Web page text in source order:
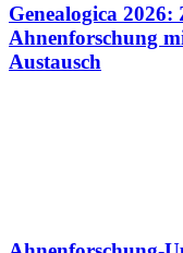
Genealogica
Ahnenforschung
Austausch